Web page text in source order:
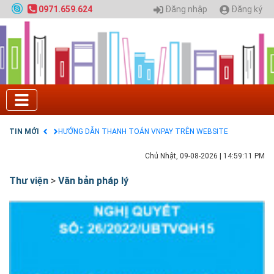
0971.659.624 Đăng nhập Đăng ký
TIN MỚI
Quy hoạch chung hệ thống đê điều thành phố Hà
Nội
GIAO LƯU TRỰC TUYẾN - TƯ VẤN TUYỂN SINH ĐẠI
HỌC CHÍNH QUY ĐẠI HỌC KIẾN TRÚC NĂM 2020 -
SỐ 02
Nạp EP vào tài khoản bằng thẻ cào điện thoại
Tuyển sinh 2025, Khoa kỹ thuật hạ tầng và môi
HƯỚNG DẪN THANH TOÁN VNPAY TRÊN WEBSITE
Chủ Nhật, 09-08-2026 14:59:12 PM
Thư viện > Văn bản pháp lý